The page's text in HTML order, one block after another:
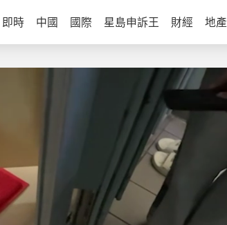
即時 中國 國際 星島申訴王 財經 地產